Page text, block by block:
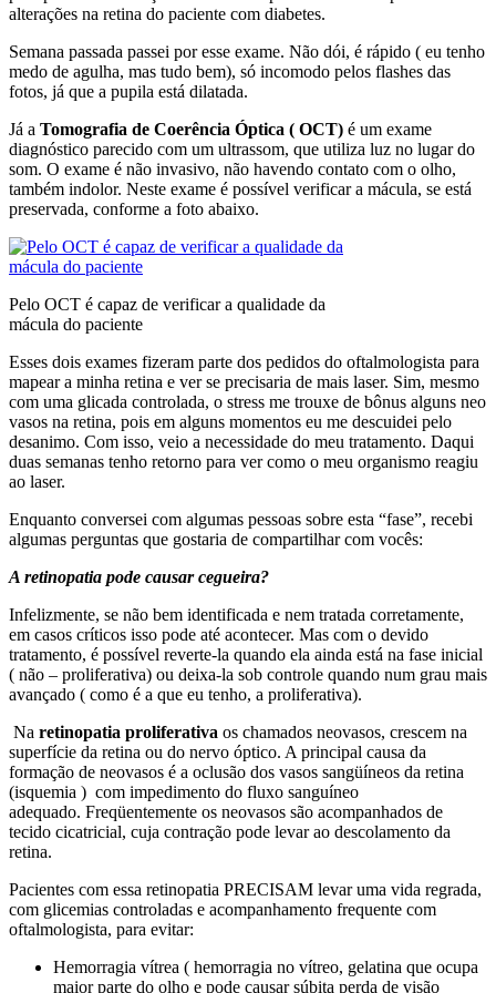
alterações na retina do paciente com diabetes.
Semana passada passei por esse exame. Não dói, é rápido ( eu tenho
medo de agulha, mas tudo bem), só incomodo pelos flashes das
fotos, já que a pupila está dilatada.
Já a Tomografia de Coerência Óptica ( OCT) é um exame
diagnóstico parecido com um ultrassom, que utiliza luz no lugar do
som. O exame é não invasivo, não havendo contato com o olho,
também indolor. Neste exame é possível verificar a mácula, se está
preservada, conforme a foto abaixo.
Pelo OCT é capaz de verificar a qualidade da
mácula do paciente
Esses dois exames fizeram parte dos pedidos do oftalmologista para
mapear a minha retina e ver se precisaria de mais laser. Sim, mesmo
com uma glicada controlada, o stress me trouxe de bônus alguns neo
vasos na retina, pois em alguns momentos eu me descuidei pelo
desanimo. Com isso, veio a necessidade do meu tratamento. Daqui
duas semanas tenho retorno para ver como o meu organismo reagiu
ao laser.
Enquanto conversei com algumas pessoas sobre esta “fase”, recebi
algumas perguntas que gostaria de compartilhar com vocês:
A retinopatia pode causar cegueira?
Infelizmente, se não bem identificada e nem tratada corretamente,
em casos críticos isso pode até acontecer. Mas com o devido
tratamento, é possível reverte-la quando ela ainda está na fase inicial
( não – proliferativa) ou deixa-la sob controle quando num grau mais
avançado ( como é a que eu tenho, a proliferativa).
Na retinopatia proliferativa os chamados neovasos, crescem na
superfície da retina ou do nervo óptico. A principal causa da
formação de neovasos é a oclusão dos vasos sangüíneos da retina
(isquemia ) com impedimento do fluxo sanguíneo
adequado. Freqüentemente os neovasos são acompanhados de
tecido cicatricial, cuja contração pode levar ao descolamento da
retina.
Pacientes com essa retinopatia PRECISAM levar uma vida regrada,
com glicemias controladas e acompanhamento frequente com
oftalmologista, para evitar:
Hemorragia vítrea ( hemorragia no vítreo, gelatina que ocupa
maior parte do olho e pode causar súbita perda de visão